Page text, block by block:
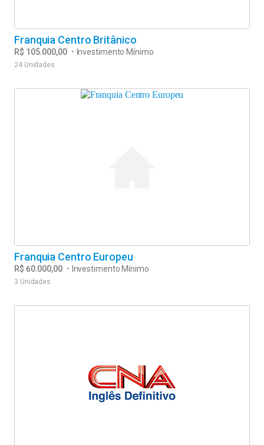
R$ 105.000,00 • Investimento Mínimo
Franquia Centro Britânico
24 Unidades
R$ 60.000,00 • Investimento Mínimo
Franquia Centro Europeu
3 Unidades